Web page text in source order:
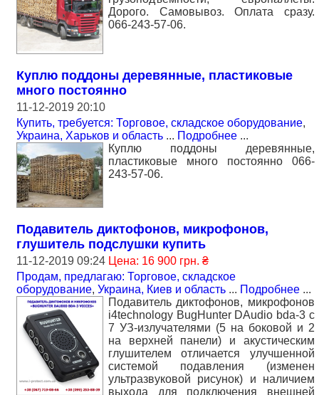
Дорого. Самовывоз. Оплата сразу.
066-243-57-06.
Куплю поддоны деревянные, пластиковые
много постоянно
11-12-2019 20:10
Купить, требуется: Торговое, складское оборудование,
Украина, Харьков и область ... Подробнее ...
Куплю поддоны деревянные,
пластиковые много постоянно 066-
243-57-06.
Подавитель диктофонов, микрофонов,
глушитель подслушки купить
11-12-2019 09:24 Цена: 16 900 грн. ₴
Продам, предлагаю: Торговое, складское
оборудование, Украина, Киев и область ... Подробнее ...
Подавитель диктофонов, микрофонов
i4technology BugHunter DAudio bda-3 с
7 УЗ-излучателями (5 на боковой и 2
на верхней панели) и акустическим
глушителем отличается улучшенной
системой подавления (изменен
ультразвуковой рисунок) и наличием
выхода для подключения внешней